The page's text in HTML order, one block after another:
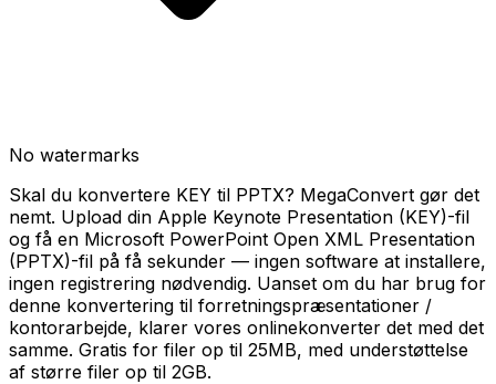
No watermarks
Skal du konvertere KEY til PPTX? MegaConvert gør det
nemt. Upload din Apple Keynote Presentation (KEY)-fil
og få en Microsoft PowerPoint Open XML Presentation
(PPTX)-fil på få sekunder — ingen software at installere,
ingen registrering nødvendig. Uanset om du har brug for
denne konvertering til forretningspræsentationer /
kontorarbejde, klarer vores onlinekonverter det med det
samme. Gratis for filer op til 25MB, med understøttelse
af større filer op til 2GB.